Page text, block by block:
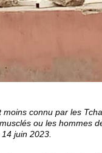
connu par les
ou les hommes
juin 2023.